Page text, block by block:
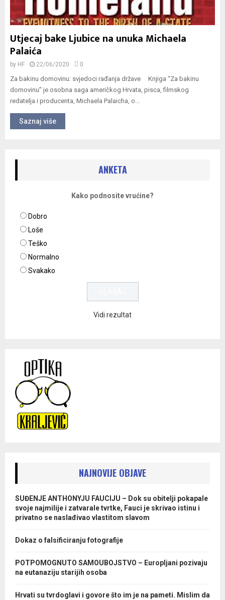
Utjecaj bake Ljubice na unuka Michaela
Palaića
by HF 22/06/2020 0
Za bakinu domovinu: svjedoci rađanja države Knjiga “Za bakinu
domovinu” je osobna saga američkog Hrvata, pisca, filmskog
redatelja i producenta, Michaela Palaicha, o...
Saznaj više
ANKETA
Kako podnosite vrućine?
Dobro
Loše
Teško
Normalno
Svakako
Vidi rezultat
NAJNOVIJE OBJAVE
SUĐENJE ANTHONYJU FAUCIJU – Dok su obitelji pokapale
svoje najmilije i zatvarale tvrtke, Fauci je skrivao istinu i
privatno se naslađivao vlastitom slavom
Dokaz o falsificiranju fotografije
POTPOMOGNUTO SAMOUBOJSTVO – Europljani pozivaju
na eutanaziju starijih osoba
Hrvati su tvrdoglavi i govore što im je na pameti. Mislim da